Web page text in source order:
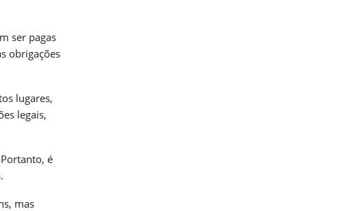
ser pagas
obrigações
lugares,
legais,
é
mas